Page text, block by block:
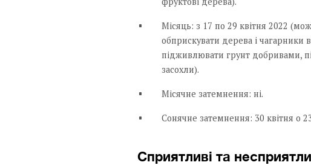
Місяць: з 17 по 29 квітня 2022
обприскувати дерева і чагарники
підживлювати грунт добривами,
засохли).
Місячне затемнення: ні.
Сонячне затемнення: 30 квітня о
Сприятливі та